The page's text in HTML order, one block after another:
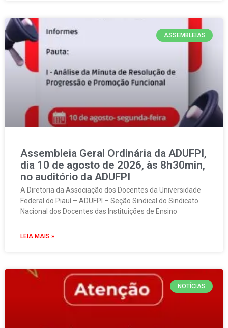
ASSEMBLEIAS
Assembleia Geral Ordinária da ADUFPI,
dia 10 de agosto de 2026, às 8h30min,
no auditório da ADUFPI
A Diretoria da Associação dos Docentes da Universidade
Federal do Piauí – ADUFPI – Seção Sindical do Sindicato
Nacional dos Docentes das Instituições de Ensino
LEIA MAIS »
NOTÍCIAS